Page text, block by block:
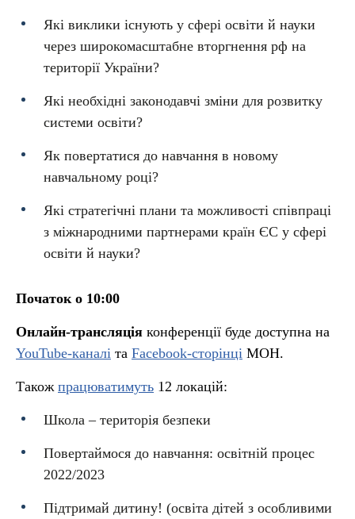
Які виклики існують у сфері освіти й науки
через широкомасштабне вторгнення рф на
території України?
Які необхідні законодавчі зміни для розвитку
системи освіти?
Як повертатися до навчання в новому
навчальному році?
Які стратегічні плани та можливості співпраці
з міжнародними партнерами країн ЄС у сфері
освіти й науки?
Початок о 10:00
Онлайн-трансляція конференції буде доступна на
YouTube-каналі та Facebook-сторінці МОН.
Також працюватимуть 12 локацій:
Школа – територія безпеки
Повертаймося до навчання: освітній процес
2022/2023
Підтримай дитину! (освіта дітей з особливими